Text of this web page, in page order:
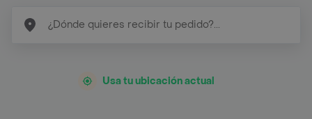
Usa tu ubicación actual